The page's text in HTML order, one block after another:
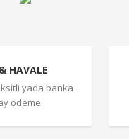
Gönder
HAVALE
yada banka
ödeme